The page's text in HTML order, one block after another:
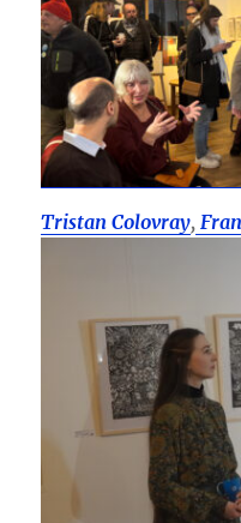
Tristan Colovray,